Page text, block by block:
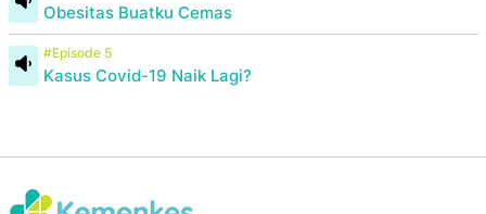
Obesitas Buatku Cemas
#Episode 5
Kasus Covid-19 Naik Lagi?